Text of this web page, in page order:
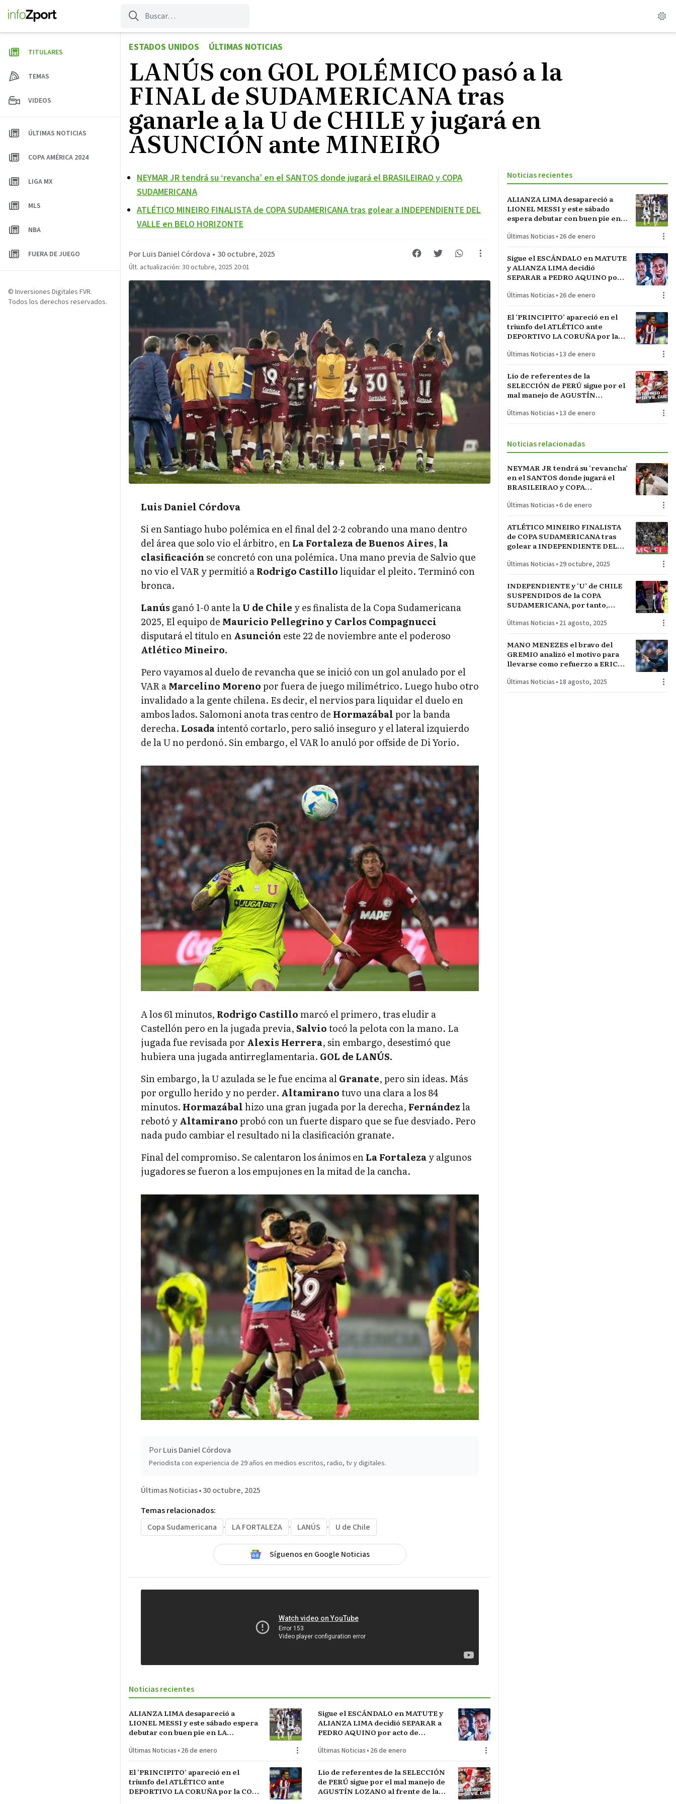
contenido
ESTADOS UNIDOS ÚLTIMAS NOTICIAS
LANÚS con GOL POLÉMICO pasó a la
FINAL de SUDAMERICANA tras
ganarle a la U de CHILE y jugará en
ASUNCIÓN ante MINEIRO
NEYMAR JR tendrá su ‘revancha’ en el SANTOS donde jugará el BRASILEIRAO y COPA
SUDAMERICANA
ATLÉTICO MINEIRO FINALISTA de COPA SUDAMERICANA tras golear a INDEPENDIENTE DEL
VALLE en BELO HORIZONTE
Por Luis Daniel Córdova • 30 octubre, 2025
Últ. actualización: 30 octubre, 2025 20:01
Luis Daniel Córdova
Si en Santiago hubo polémica en el final del 2-2 cobrando una mano dentro
del área que solo vio el árbitro, enLa Fortaleza de Buenos Aires, la
clasificaciónse concretó con una polémica. Una mano previa de Salvio que
no vio el VAR y permitió aRodrigo Castilloliquidar el pleito. Terminó con
bronca.
Lanús ganó 1-0 ante laU de Chile y es finalista de la Copa Sudamericana
2025, El equipo de Mauricio Pellegrino y Carlos Compagnucci
disputará el título enAsunción este 22 de noviembre ante el poderoso
Atlético Mineiro.
Pero vayamos al duelo de revancha que se inició con un gol anulado por el
VAR aMarcelino Morenopor fuera de juego milimétrico. Luego hubo otro
invalidado a la gente chilena. Es decir, el nervios para liquidar el duelo en
ambos lados. Salomoni anota tras centro de Hormazábalpor la banda
derecha. Losadaintentó cortarlo, pero salió inseguro y el lateral izquierdo
de la U no perdonó. Sin embargo, el VAR lo anuló por offside de Di Yorio.
A los 61 minutos, Rodrigo Castillomarcó el primero, tras eludir a
Castellón pero en la jugada previa,Salviotocó la pelota con la mano. La
jugada fue revisada por Alexis Herrera, sin embargo, desestimó que
hubiera una jugada antirreglamentaria. GOL de LANÚS.
Sin embargo, la U azulada se le fue encima alGranate, pero sin ideas. Más
por orgullo herido y no perder. Altamiranotuvo una clara a los 84
minutos. Hormazábalhizo una gran jugada por la derecha, Fernándezla
rebotó yAltamiranoprobó con un fuerte disparo que se fue desviado. Pero
nada pudo cambiar el resultado ni la clasificación granate.
Final del compromiso. Se calentaron los ánimos enLa Fortalezay algunos
jugadores se fueron a los empujones en la mitad de la cancha.
PorLuis Daniel Córdova
Periodista con experiencia de 29 años en medios escritos, radio, tv y digitales.
Últimas Noticias•30 octubre, 2025
Temas relacionados:
Copa Sudamericana
· LA FORTALEZA · LANÚS · U de Chile
Síguenos en Google Noticias
Noticias recientes
ALIANZA LIMA desapareció a
LIONEL MESSI y este sábado espera
debutar con buen pie en LA
Últimas Noticias • 26 de enero
Sigue el ESCÁNDALO en MATUTE y
ALIANZA LIMA decidió SEPARAR a
PEDRO AQUINO por acto de
Últimas Noticias • 26 de enero
El ‘PRINCIPITO’ apareció en el
triunfo del ATLÉTICO ante
DEPORTIVO LA CORUÑA por la COPA
Lío de referentes de la SELECCIÓN
de PERÚ sigue por el mal manejo de
AGUSTÍN LOZANO al frente de la
Noticias recientes
ALIANZA LIMA desapareció a
LIONEL MESSI y este sábado
espera debutar con buen pie en
Últimas Noticias • 26 de enero
Sigue el ESCÁNDALO en MATUTE
y ALIANZA LIMA decidió
SEPARAR a PEDRO AQUINO por
MONTEVIDEO
Últimas Noticias • 26 de enero
El ‘PRINCIPITO’ apareció en el
triunfo del ATLÉTICO ante
DEPORTIVO LA CORUÑA por la
Últimas Noticias • 13 de enero
Lío de referentes de la
SELECCIÓN de PERÚ sigue por el
mal manejo de AGUSTÍN
FEDERACIÓN PERUANA de
Últimas Noticias • 13 de enero
Noticias relacionadas
NEYMAR JR tendrá su ‘revancha’
en el SANTOS donde jugará el
BRASILEIRAO y COPA
Últimas Noticias •6 de enero
ATLÉTICO MINEIRO FINALISTA
de COPA SUDAMERICANA tras
golear a INDEPENDIENTE DEL
Últimas Noticias • 29 octubre, 2025
INDEPENDIENTE y ‘U’ de CHILE
SUSPENDIDOS de la COPA
SUDAMERICANA, por tanto,
SEMIFINALES
Últimas Noticias • 21 agosto, 2025
MANO MENEZES el bravo del
GREMIO analizó el motivo para
llevarse como refuerzo a ERICK
Últimas Noticias • 18 agosto, 2025
TITULARES
TEMAS
VIDEOS
ÚLTIMAS NOTICIAS
COPA AMÉRICA 2024
LIGA MX
MLS
NBA
FUERA DE JUEGO
© Inversiones Digitales FVR.
Todos los derechos reservados.